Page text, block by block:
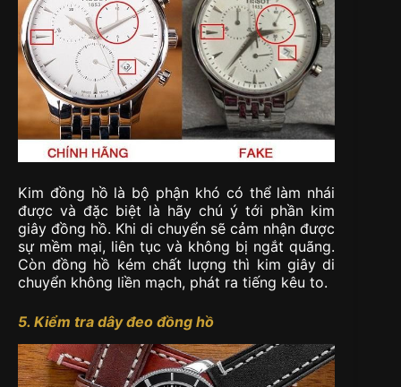
Kim đồng hồ là bộ phận khó có thể làm nhái
được và đặc biệt là hãy chú ý tới phần kim
giây đồng hồ. Khi di chuyển sẽ cảm nhận được
sự mềm mại, liên tục và không bị ngắt quãng.
Còn đồng hồ kém chất lượng thì kim giây di
chuyển không liền mạch, phát ra tiếng kêu to.
5. Kiểm tra dây đeo đồng hồ